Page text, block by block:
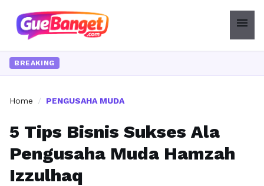
menu
BREAKING
Home / PENGUSAHA MUDA
5 Tips Bisnis Sukses Ala
Pengusaha Muda Hamzah
Izzulhaq